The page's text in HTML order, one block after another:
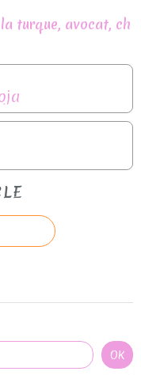
turque, avocat, ch